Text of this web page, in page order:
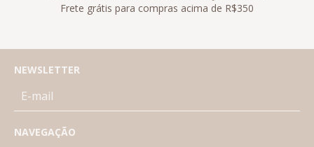
Frete grátis para compras acima de R$350
NEWSLETTER
NAVEGAÇÃO